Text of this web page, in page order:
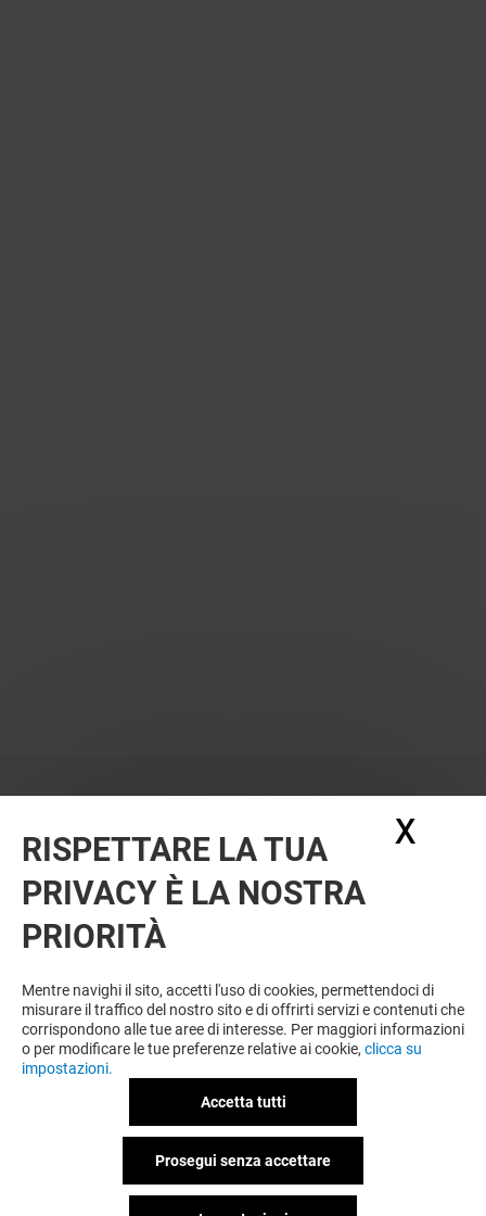
RISPETTARE LA TUA
PRIVACY È LA NOSTRA
PRIORITÀ
Mentre navighi il sito, accetti l'uso di cookies, permettendoci di
misurare il traffico del nostro sito e di offrirti servizi e contenuti che
corrispondono alle tue aree di interesse. Per maggiori informazioni
o per modificare le tue preferenze relative ai cookie, clicca su
impostazioni.
Accetta tutti
Prosegui senza accettare
X